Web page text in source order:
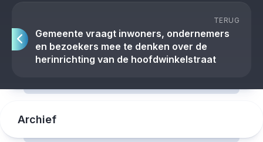
TERUG
Gemeente vraagt inwoners, ondernemers
en bezoekers mee te denken over de
herinrichting van de hoofdwinkelstraat
Archief